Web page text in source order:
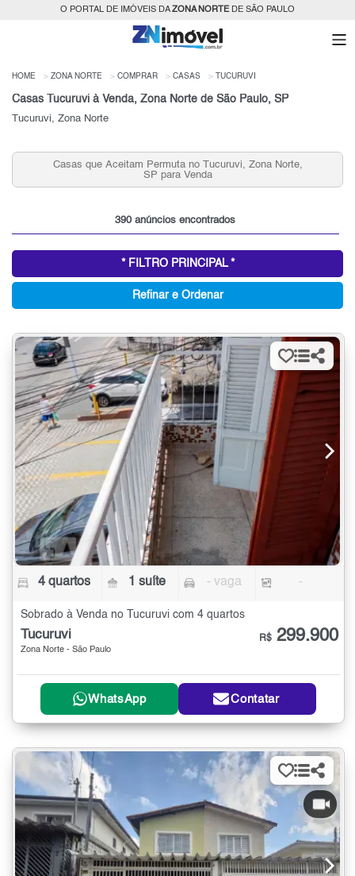
O PORTAL DE IMÓVEIS DAZONA NORTEDE SÃO PAULO
HOME ZONA NORTE COMPRAR CASAS TUCURUVI
Casas Tucuruvi à Venda, Zona Norte de São Paulo, SP
Tucuruvi, Zona Norte
Casas a partir de R$ 400 mil no Tucuruvi com 2 quartos,
Zona Norte, SP
390 anúncios encontrados
* FILTRO PRINCIPAL *
Refinar e Ordenar
4 quartos 1 suíte - vaga -
Sobrado à Venda no Tucuruvi com 4 quartos
Tucuruvi
Zona Norte - São Paulo
R$ 299.900
WhatsApp Contatar